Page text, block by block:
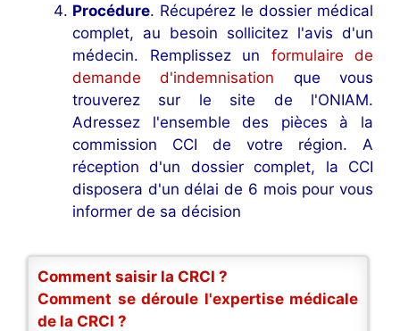
Procédure. Récupérez le dossier médical
complet, au besoin sollicitez l'avis d'un
médecin. Remplissez un formulaire de
demande d'indemnisation que vous
trouverez sur le site de l'ONIAM.
Adressez l'ensemble des pièces à la
commission CCI de votre région. A
réception d'un dossier complet, la CCI
disposera d'un délai de 6 mois pour vous
informer de sa décision
Comment saisir la CRCI ?
Comment se déroule l'expertise médicale
de la CRCI ?